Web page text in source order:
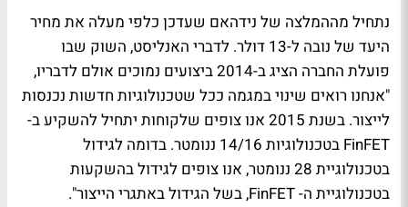
נתחיל מההמלצה של נידהאם שעדכן כלפי מעלה את מחיר
היעד של נובה ל-13 דולר. לדברי האנליסט, השוק שבו
פועלת החברה הציג ב-2014 ביצועים נמוכים אולם לדבריו,
"אנחנו רואים שינוי במגמה ככל שטכנולוגיות חדשות נכנסות
לייצור. בשנת 2015 אנו צופים שלקוחות יתחיל להשקיע ב-
FinFET בטכנולוגיות 14/16 ננומטר. בדומה לגידול
בטכנולוגיית 28 ננומטר, אנו צופים לגידול בהשקעות
בטכנולוגיית ה- FinFET, בשל הגידול באתגרי הייצור".